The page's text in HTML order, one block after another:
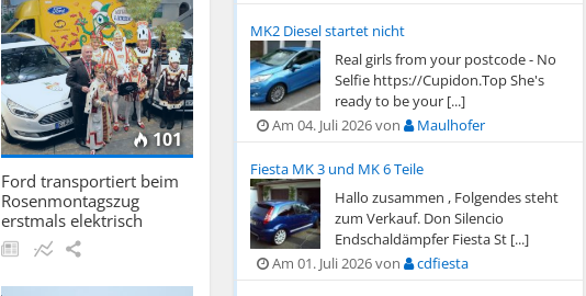
101
Ford transportiert beim
Rosenmontagszug
erstmals elektrisch
MK2 Diesel startet nicht
Real girls from your postcode - No
Selfie https://Cupidon.Top She's
ready to be your [...]
Am 04. Juli 2026 von
Maulhofer
Fiesta MK 3 und MK 6 Teile
Hallo zusammen , Folgendes steht
zum Verkauf. Don Silencio
Endschaldämpfer Fiesta St [...]
Am 01. Juli 2026 von
cdfiesta